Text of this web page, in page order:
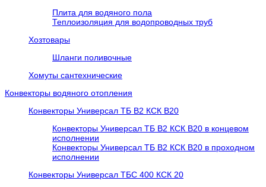
Плита для водяного пола
Теплоизоляция для водопроводных труб
Хозтовары
Шланги поливочные
Хомуты сантехнические
Конвекторы водяного отопления
Конвекторы Универсал ТБ В2 КСК В20
Конвекторы Универсал ТБ В2 КСК В20 в концевом
исполнении
Конвекторы Универсал ТБ В2 КСК В20 в проходном
исполнении
Конвекторы Универсал ТБС 400 КСК 20